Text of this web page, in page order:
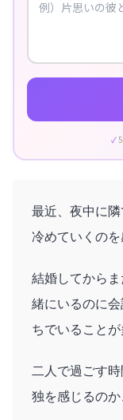
最近、夜中に
冷めていくのを
結婚してから
緒にいるのに
ちでいることが
二人で過ごす
独を感じるのか